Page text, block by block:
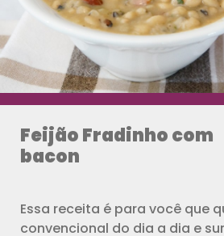
Feijão Fradinho com
bacon
Essa receita é para você que
convencional do dia a dia e